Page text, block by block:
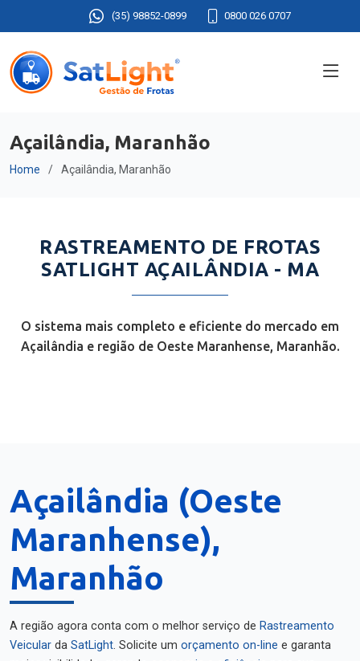
(35) 98852-0899 0800 026 0707
Açailândia, Maranhão
Home Açailândia, Maranhão
RASTREAMENTO DE FROTAS
SATLIGHT AÇAILÂNDIA - MA
O sistema mais completo e eficiente do mercado em
Açailândia e região de Oeste Maranhense, Maranhão.
Açailândia (Oeste
Maranhense),
Maranhão
A região agora conta com o melhor serviço de Rastreamento
Veicular da SatLight. Solicite um orçamento on-line e garanta